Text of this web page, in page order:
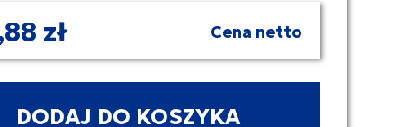
zł Cena netto
DODAJ DO KOSZYKA